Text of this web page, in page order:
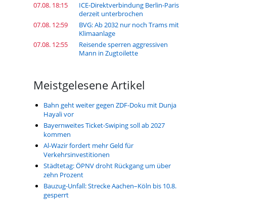
07.08. 18:15
ICE-Direktverbindung Berlin-Paris
derzeit unterbrochen
07.08. 12:59
BVG: Ab 2032 nur noch Trams mit
Klimaanlage
07.08. 12:55
Reisende sperren aggressiven
Mann in Zugtoilette
Meistgelesene Artikel
Bahn geht weiter gegen ZDF-Doku mit Dunja
Hayali vor
Bayernweites Ticket-Swiping soll ab 2027
kommen
Al-Wazir fordert mehr Geld für
Verkehrsinvestitionen
Städtetag: ÖPNV droht Rückgang um über
zehn Prozent
Bauzug-Unfall: Strecke Aachen–Köln bis 10.8.
gesperrt